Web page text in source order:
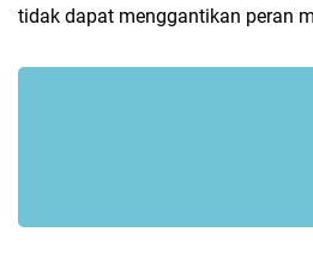
tidak dapat menggantikan peran